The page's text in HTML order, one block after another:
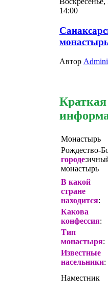
14:00
Автор
Краткая
Монастырь
Рождество-
городе
монастырь
В какой
стране
находится:
Какова
конфессия:
Тип
монастыря:
Известные
насельники:
Наместник